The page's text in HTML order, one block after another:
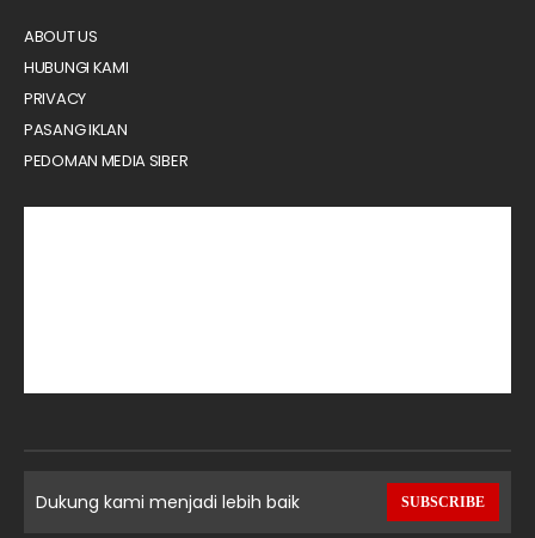
ABOUT US
HUBUNGI KAMI
PRIVACY
PASANG IKLAN
PEDOMAN MEDIA SIBER
Dukung kami menjadi lebih baik SUBSCRIBE